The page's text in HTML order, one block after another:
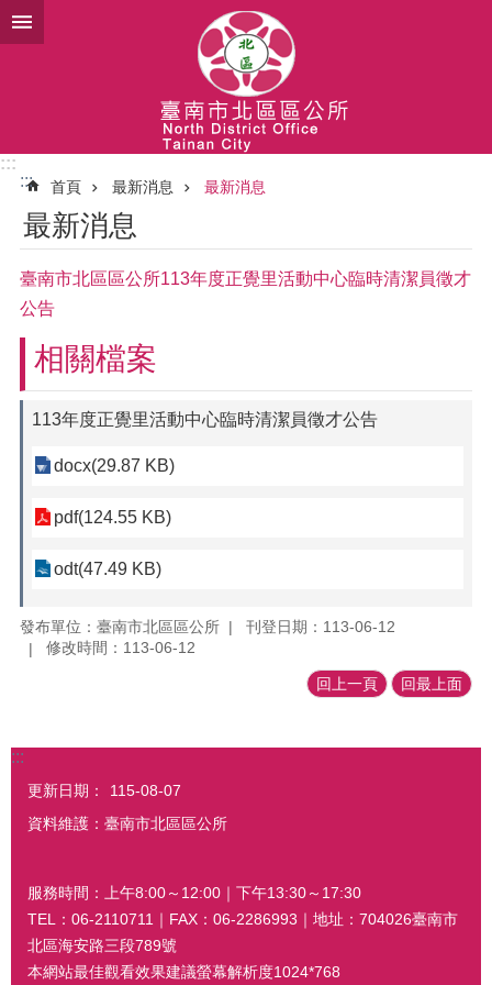
跳到主要內容區塊
:::
:::
首頁 最新消息 最新消息
最新消息
臺南市北區區公所113年度正覺里活動中心臨時清潔員徵才
公告
相關檔案
113年度正覺里活動中心臨時清潔員徵才公告
docx(29.87 KB)
pdf(124.55 KB)
odt(47.49 KB)
發布單位：臺南市北區區公所
刊登日期：113-06-12
修改時間：113-06-12
回上一頁 回最上面
:::
更新日期：
115-08-07
資料維護：臺南市北區區公所
服務時間：上午8:00～12:00｜下午13:30～17:30
TEL：06-2110711｜FAX：06-2286993｜地址：704026臺南市
北區海安路三段789號
本網站最佳觀看效果建議螢幕解析度1024*768